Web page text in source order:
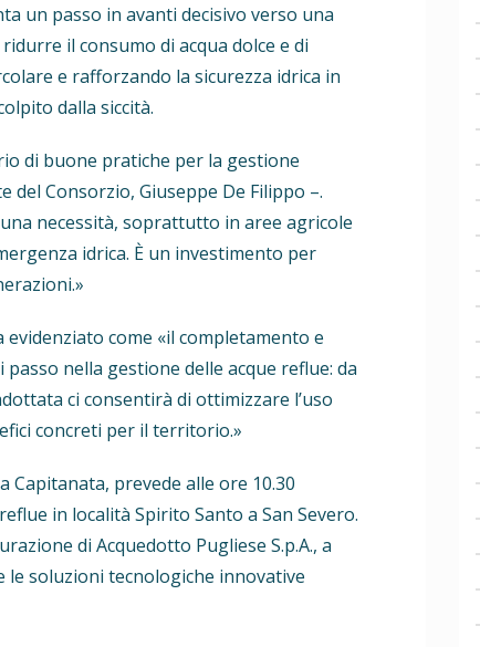
un passo in avanti decisivo verso una
il consumo di acqua dolce e di
e rafforzando la sicurezza idrica in
dalla siccità.
di buone pratiche per la gestione
Consorzio, Giuseppe De Filippo –.
necessità, soprattutto in aree agricole
idrica. È un investimento per
come «il completamento e
nella gestione delle acque reflue: da
ci consentirà di ottimizzare l’uso
concreti per il territorio.»
prevede alle ore 10.30
in località Spirito Santo a San Severo.
di Acquedotto Pugliese S.p.A., a
le soluzioni tecnologiche innovative